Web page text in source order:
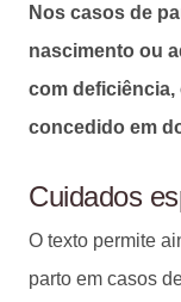
Nos casos de
nascimento ou
com
concedido em
Cuidados
O texto permite
parto em casos